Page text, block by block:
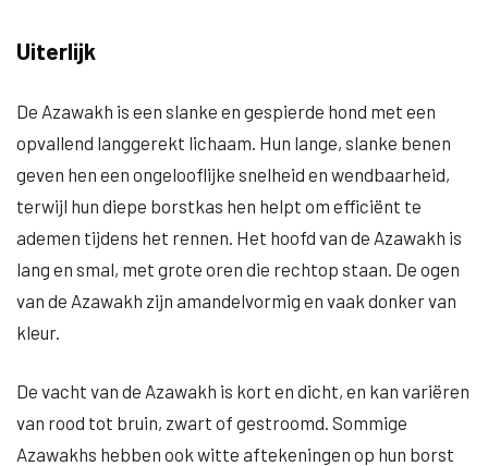
Uiterlijk
De Azawakh is een slanke en gespierde hond met een
opvallend langgerekt lichaam. Hun lange, slanke benen
geven hen een ongelooflijke snelheid en wendbaarheid,
terwijl hun diepe borstkas hen helpt om efficiënt te
ademen tijdens het rennen. Het hoofd van de Azawakh is
lang en smal, met grote oren die rechtop staan. De ogen
van de Azawakh zijn amandelvormig en vaak donker van
kleur.
De vacht van de Azawakh is kort en dicht, en kan variëren
van rood tot bruin, zwart of gestroomd. Sommige
Azawakhs hebben ook witte aftekeningen op hun borst